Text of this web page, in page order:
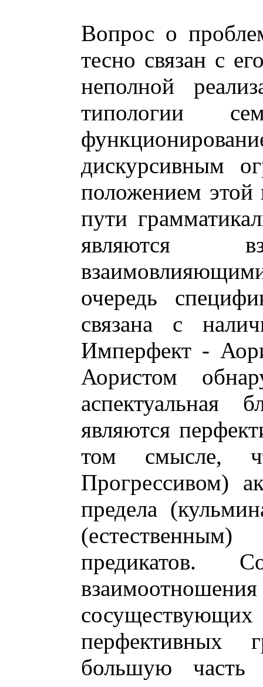
Вопрос о
тесно связан с
неполной
типологии
дискурсивным
положением
пути
являются
очередь
связана с
Имперфект -
Аористом
аспектуальная
являются
том смысле,
Прогрессивом)
предела
предикатов.
перфективных
большую часть